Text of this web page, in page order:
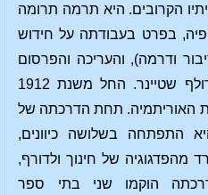
הקרובים. היא תרמה תרומה
בפרט בעבודתה על חידוש
ודרמה), והעריכה והפרסום
של העיזבון הספרותי של רודולף שטיינר. החל משנת 1912
האוריתמיה. תחת הדרכתה של
התפתחה בשלושה כיוונים,
מהפדגוגיה של חינוך ולדורף,
הוקמו שני בתי ספר